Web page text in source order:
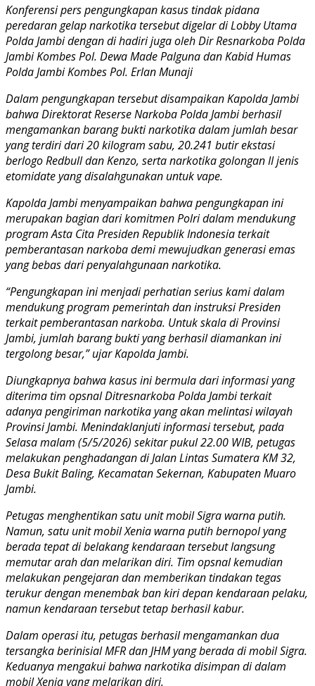
Konferensi pers pengungkapan kasus tindak pidana
peredaran gelap narkotika tersebut digelar di Lobby Utama
Polda Jambi dengan di hadiri juga oleh Dir Resnarkoba Polda
Jambi Kombes Pol. Dewa Made Palguna dan Kabid Humas
Polda Jambi Kombes Pol. Erlan Munaji
Dalam pengungkapan tersebut disampaikan Kapolda Jambi
bahwa Direktorat Reserse Narkoba Polda Jambi berhasil
mengamankan barang bukti narkotika dalam jumlah besar
yang terdiri dari 20 kilogram sabu, 20.241 butir ekstasi
berlogo Redbull dan Kenzo, serta narkotika golongan II jenis
etomidate yang disalahgunakan untuk vape.
Kapolda Jambi menyampaikan bahwa pengungkapan ini
merupakan bagian dari komitmen Polri dalam mendukung
program Asta Cita Presiden Republik Indonesia terkait
pemberantasan narkoba demi mewujudkan generasi emas
yang bebas dari penyalahgunaan narkotika.
“Pengungkapan ini menjadi perhatian serius kami dalam
mendukung program pemerintah dan instruksi Presiden
terkait pemberantasan narkoba. Untuk skala di Provinsi
Jambi, jumlah barang bukti yang berhasil diamankan ini
tergolong besar,” ujar Kapolda Jambi.
Diungkapnya bahwa kasus ini bermula dari informasi yang
diterima tim opsnal Ditresnarkoba Polda Jambi terkait
adanya pengiriman narkotika yang akan melintasi wilayah
Provinsi Jambi. Menindaklanjuti informasi tersebut, pada
Selasa malam (5/5/2026) sekitar pukul 22.00 WIB, petugas
melakukan penghadangan di Jalan Lintas Sumatera KM 32,
Desa Bukit Baling, Kecamatan Sekernan, Kabupaten Muaro
Jambi.
Petugas menghentikan satu unit mobil Sigra warna putih.
Namun, satu unit mobil Xenia warna putih bernopol yang
berada tepat di belakang kendaraan tersebut langsung
memutar arah dan melarikan diri. Tim opsnal kemudian
melakukan pengejaran dan memberikan tindakan tegas
terukur dengan menembak ban kiri depan kendaraan pelaku,
namun kendaraan tersebut tetap berhasil kabur.
Dalam operasi itu, petugas berhasil mengamankan dua
tersangka berinisial MFR dan JHM yang berada di mobil Sigra.
Keduanya mengakui bahwa narkotika disimpan di dalam
mobil Xenia yang melarikan diri.